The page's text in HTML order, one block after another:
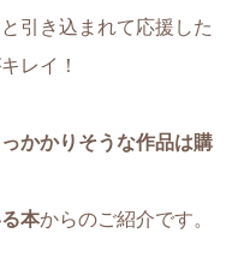
引き込まれて応援した
レイ！
かかりそうな作品は購
本からのご紹介です。